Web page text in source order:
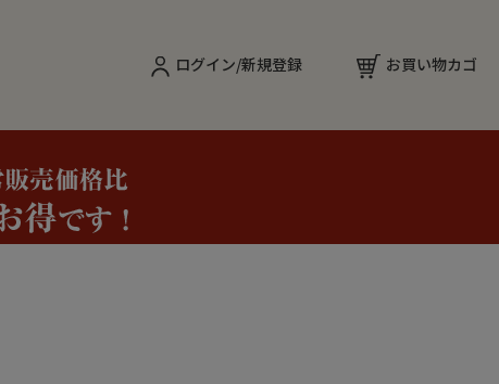
ログイン/新規登録 お買い物カゴ